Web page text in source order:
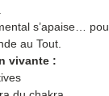
au Tout.
vivante :